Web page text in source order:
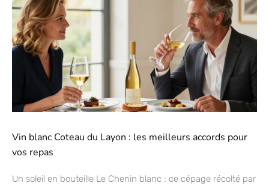
Vin blanc Coteau du Layon : les meilleurs accords pour
vos repas
Un soleil en bouteille Le Chenin blanc : ce cépage récolté par